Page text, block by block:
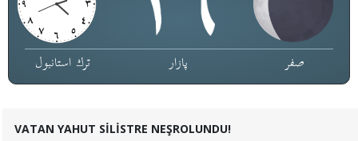
ترك استانبول پازار صفر
VATAN YAHUT SİLİSTRE NEŞROLUNDU!